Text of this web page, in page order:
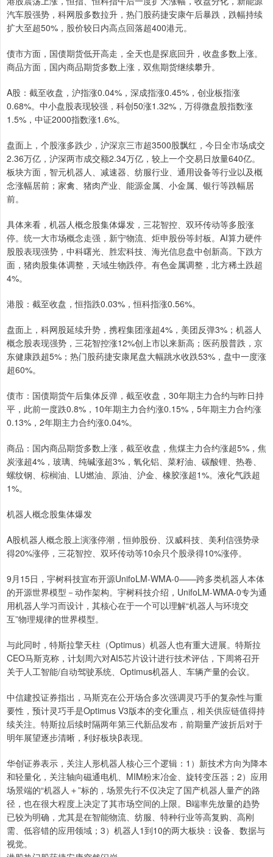
汽车股强势，科网股多数拉升，热门股药捷安康午后暴跌，跌幅持续
扩大至超50%，股价较日内高点回落超400港元。
债市方面，国债期货低开高走，全天也是探底回升，收盘多数上涨。
商品方面，国内商品期货多数上涨，双焦期货继续攀升。
A股：截至收盘，沪指涨0.04%，深成指涨0.45%，创业板指涨
0.68%。中小盘股表现较强，科创50涨1.32%，万得微盘股指数涨
1.5%，中证2000指数涨1.6%。
盘面上，个股涨多跌少，沪深京三市超3500股飘红，今日全市场成交
2.36万亿，沪深两市成交额2.34万亿，较上一个交易日放量640亿。
板块方面，智元机器人、减速器、纺服行业、通用设备等行业以及概
念涨幅居前；家禽、猪肉产业、能源金属、小金属、银行等跌幅居
前。
具体来看，机器人概念股集体爆发，三花智控、双环传动等多股涨
停。统一大市场概念走强，新宁物流、炬申股份等封板。AI算力硬件
股股表现强势，中科曙光、胜宏科技、海光信息盘中创新高。下跌方
面，猪肉股集体调整，天域生物跌停。有色金属调整，北方稀土跌超
4%。
港股：截至收盘，恒指跌0.03%，恒科指涨0.56%。
盘面上，科网股延续升势，携程集团涨超4%，美团反弹3%；机器人
概念股表现强势，三花智控涨12%创上市以来新高；医药股普跌，京
东健康跌超5%；热门股药捷安康尾盘大幅跳水收跌53%，盘中一度涨
超60%。
债市：国债期货午后集体反弹，截至收盘，30年期主力合约与昨日持
平，此前一度跌0.8%，10年期主力合约涨0.15%，5年期主力合约涨
0.13%，2年期主力合约涨0.04%。
商品：国内商品期货多数上涨，截至收盘，焦煤主力合约涨超5%，焦
炭涨超4%，玻璃、纯碱涨超3%，氧化铝、菜籽油、碳酸锂、热卷、
螺纹钢、棕榈油、LU燃油、原油、沪金、橡胶涨超1%。液化气跌超
1%。
机器人概念股集体爆发
A股机器人概念股上演涨停潮，恒帅股份、汉威科技、美利信强势录
得20%涨停，三花智控、双环传动等10余只个股录得10%涨停。
9月15日，宇树科技宣布开源UnifoLM-WMA-0——跨多类机器人本体
的开源世界模型－动作架构。宇树科技介绍，UnifoLM-WMA-0专为通
用机器人学习而设计，其核心在于一个可以理解“机器人与环境交
互”物理规律的世界模型。
与此同时，特斯拉擎天柱（Optimus）机器人也有重大进展。特斯拉
CEO马斯克称，计划周六对AI5芯片设计进行技术评估，下周将召开
关于人工智能/自动驾驶系统、Optimus机器人、车辆产量的会议。
中信建投证券指出，马斯克在公开场合多次强调灵巧手的复杂性与重
要性，预计灵巧手是Optimus V3版本的变化重点，相关供应链值得持
续关注。特斯拉后续时隔两年第三代新品发布，前期量产波折后对于
明年展望逐步清晰，利好板块β表现。
华创证券表示，关注人形机器人核心三个逻辑：1）新技术方向为降本
和轻量化，关注轴向磁通电机、MIM粉末冶金、旋转变压器；2）应用
场景端的“机器人＋”标的，场景先行不仅决定了国产机器人量产的路
径，也在很大程度上决定了其市场空间的上限。B端率先放量的趋势
已较为明确，尤其是在智能物流、纺服、特种行业等高复购、高刚
需、低容错的应用领域；3）机器人1到10的两大板块：设备、数据与
视觉。